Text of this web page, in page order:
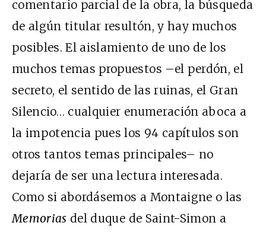
comentario parcial de la obra, la búsqueda
de algún titular resultón, y hay muchos
posibles. El aislamiento de uno de los
muchos temas propuestos –el perdón, el
secreto, el sentido de las ruinas, el Gran
Silencio… cualquier enumeración aboca a
la impotencia pues los 94 capítulos son
otros tantos temas principales– no
dejaría de ser una lectura interesada.
Como si abordásemos a Montaigne o las
Memorias del duque de Saint-Simon a